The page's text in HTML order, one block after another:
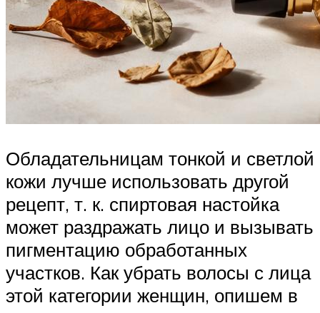
Обладательницам тонкой и светлой
кожи лучше использовать другой
рецепт, т. к. спиртовая настойка
может раздражать лицо и вызывать
пигментацию обработанных
участков. Как убрать волосы с лица
этой категории женщин, опишем в